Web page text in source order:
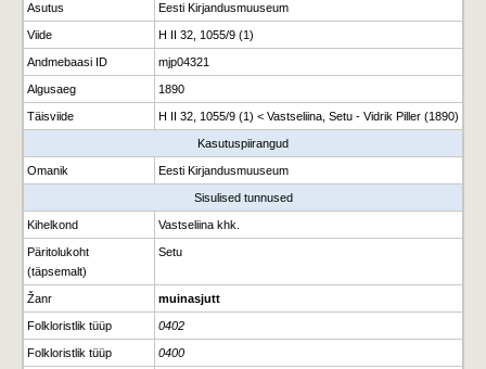
Asutus Eesti Kirjandusmuuseum
Viide H II 32, 1055/9 (1)
Andmebaasi ID mjp04321
Algusaeg 1890
Täisviide H II 32, 1055/9 (1) < Vastseliina, Setu - Vidrik Piller (1890)
Kasutuspiirangud
Omanik Eesti Kirjandusmuuseum
Sisulised tunnused
Kihelkond Vastseliina khk.
Päritolukoht
(täpsemalt)
Setu
Žanr muinasjutt
Folkloristlik tüüp 0402
Folkloristlik tüüp 0400